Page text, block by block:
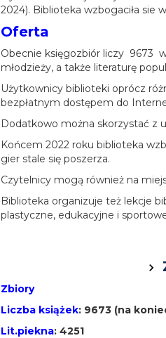
2024). Biblioteka wzbogaciła sie
Oferta
Obecnie księgozbiór liczy 9673
młodzieży, a także literaturę
Użytkownicy biblioteki oprócz
bezpłatnym dostępem do
Dodatkowo można skorzystać z
Końcem 2022 roku biblioteka
gier stale się poszerza.
Czytelnicy mogą również na
Biblioteka organizuje też lekcje
plastyczne, edukacyjne i
Zbiory
Liczba książek: 9673 (na
Lit.piekna: 4251